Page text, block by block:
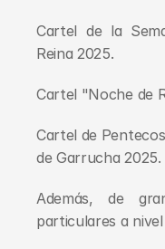
Cartel de la
Reina 2025.
Cartel "Noche de
Cartel de
de Garrucha 2025.
Además, de
particulares a